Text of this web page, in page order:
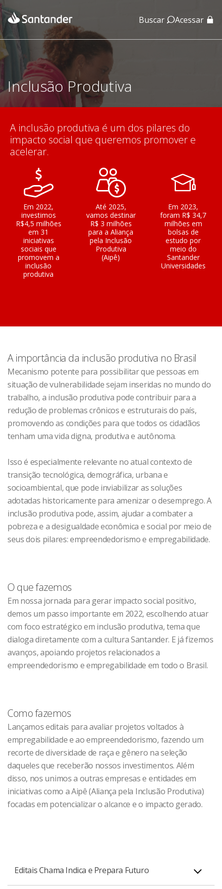
App Santander
App Santander Empresas
Buscar Acessar
Inclusão Produtiva
A inclusão produtiva é um dos pilares do
impacto social que queremos promover e
acelerar.
Em 2022,
investimos
R$4,5 milhões
em 31
iniciativas
sociais que
promovem a
inclusão
produtiva
Até 2025,
vamos destinar
R$ 3 milhões
para a Aliança
pela Inclusão
Produtiva
(Aipê)
Em 2023,
foram R$ 34,7
milhões em
bolsas de
estudo por
meio do
Santander
Universidades
A importância da inclusão produtiva no Brasil
Mecanismo potente para possibilitar que pessoas em
situação de vulnerabilidade sejam inseridas no mundo do
trabalho, a inclusão produtiva pode contribuir para a
redução de problemas crônicos e estruturais do país,
promovendo as condições para que todos os cidadãos
tenham uma vida digna, produtiva e autônoma.
Isso é especialmente relevante no atual contexto de
transição tecnológica, demográfica, urbana e
socioambiental, que pode inviabilizar as soluções
adotadas historicamente para amenizar o desemprego. A
inclusão produtiva pode, assim, ajudar a combater a
pobreza e a desigualdade econômica e social por meio de
seus dois pilares: empreendedorismo e empregabilidade.
O que fazemos
Em nossa jornada para gerar impacto social positivo,
demos um passo importante em 2022, escolhendo atuar
com foco estratégico em inclusão produtiva, tema que
dialoga diretamente com a cultura Santander. E já fizemos
avanços, apoiando projetos relacionados a
empreendedorismo e empregabilidade em todo o Brasil.
Como fazemos
Lançamos editais para avaliar projetos voltados à
empregabilidade e ao empreendedorismo, fazendo um
recorte de diversidade de raça e gênero na seleção
daqueles que receberão nossos investimentos. Além
disso, nos unimos a outras empresas e entidades em
iniciativas como a Aipê (Aliança pela Inclusão Produtiva)
focadas em potencializar o alcance e o impacto gerado.
Editais Chama Indica e Prepara Futuro